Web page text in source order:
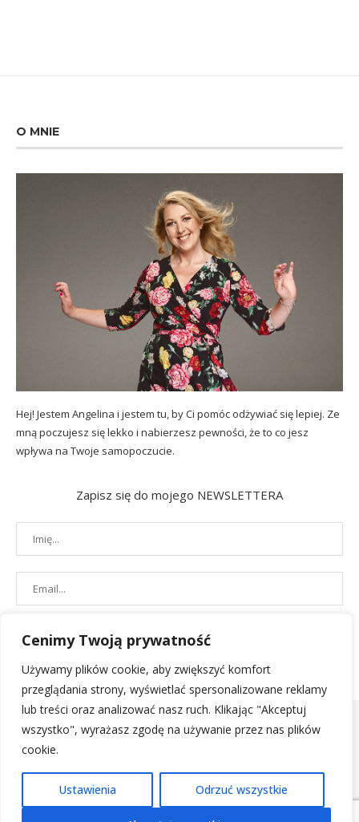
Cenimy Twoją prywatność
Używamy plików cookie, aby zwiększyć komfort
przeglądania strony, wyświetlać spersonalizowane reklamy
lub treści oraz analizować nasz ruch. Klikając "Akceptuj
wszystko", wyrażasz zgodę na używanie przez nas plików
cookie.
Ustawienia Odrzuć wszystkie
O MNIE
Hej! Jestem Angelina i jestem tu, by Ci pomóc odżywiać się lepiej. Ze
mną poczujesz się lekko i nabierzesz pewności, że to co jesz
wpływa na Twoje samopoczucie.
Zapisz się do mojego NEWSLETTERA
POLITYKA PRYWATNOŚCI REGULAMIN SKLEPU| 2019 - All Right
Reserved. Designed and Developed byPenciDesign